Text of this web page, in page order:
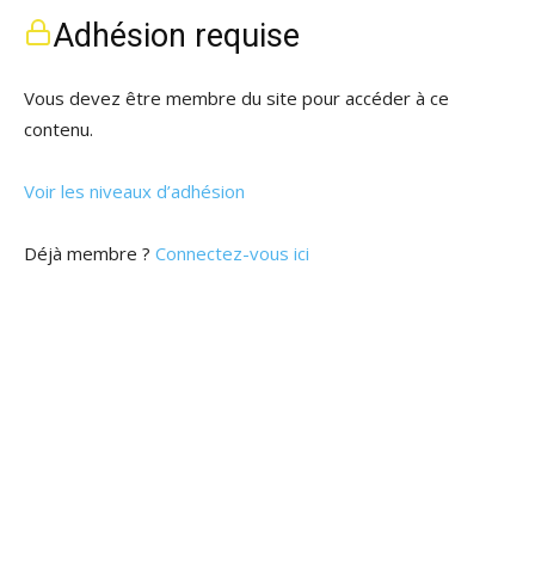
Adhésion requise
Vous devez être membre du site pour accéder à ce
contenu.
Voir les niveaux d’adhésion
Déjà membre ? Connectez-vous ici